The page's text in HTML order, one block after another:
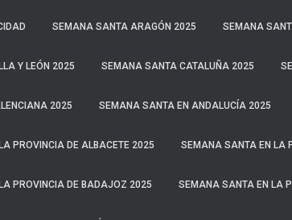
SEMANA SANTA ARAGÓN 2025 SEMANA
Y LEÓN 2025 SEMANA SANTA CATALUÑA 2025
2025 SEMANA SANTA EN ANDALUCÍA 2025
PROVINCIA DE ALBACETE 2025 SEMANA SANTA EN LA
PROVINCIA DE BADAJOZ 2025 SEMANA SANTA EN LA